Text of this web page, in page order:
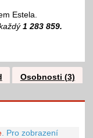
Estela.
1 283 859.
Osobnosti (3)
Pro zobrazení